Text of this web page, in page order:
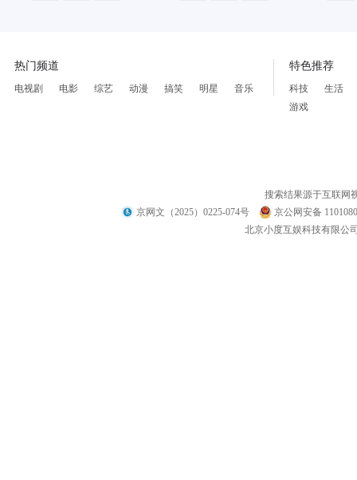
热门频道
电视剧 电影 综艺 动漫 搞笑 明星 音乐
特色推荐
科技
生活
游戏
搜索结果源于互联网
京网文（2025）0225-074号
京公网安备
北京小度互娱科技有限公